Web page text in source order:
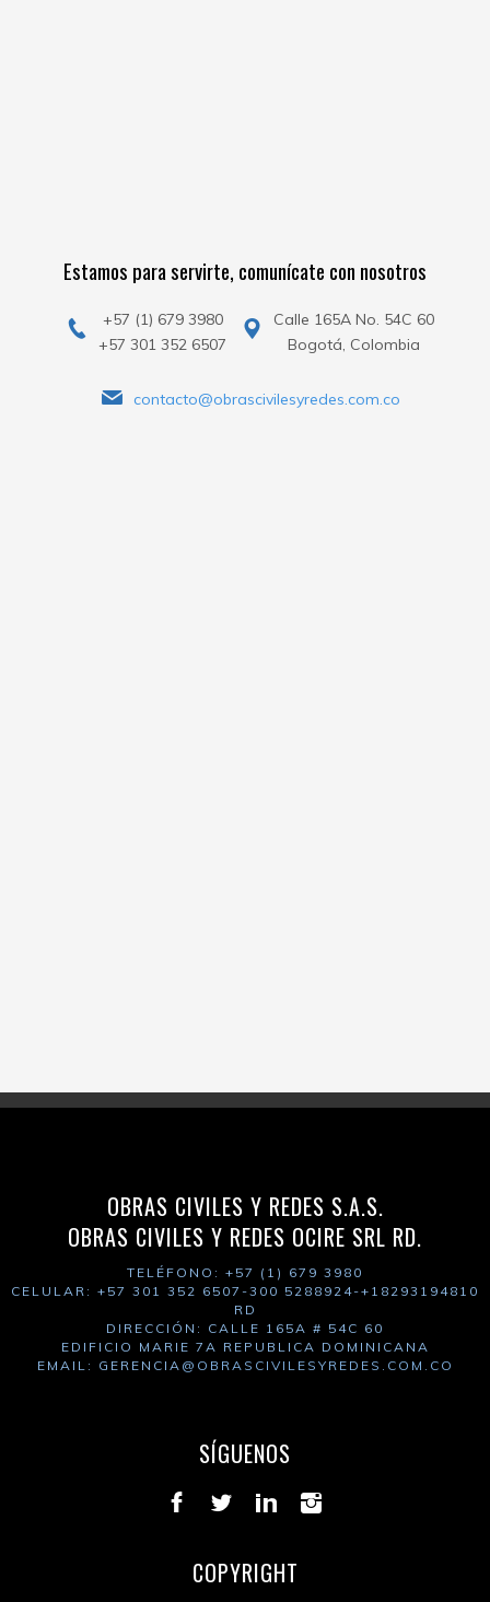
Estamos para servirte, comunícate con nosotros
+57 (1) 679 3980
+57 301 352 6507
Calle 165A No. 54C 60
Bogotá, Colombia
contacto@obrascivilesyredes.com.co
OBRAS CIVILES Y REDES S.A.S.
OBRAS CIVILES Y REDES OCIRE SRL RD.
TELÉFONO: +57 (1) 679 3980
CELULAR: +57 301 352 6507-300 5288924-+18293194810
RD
DIRECCIÓN: CALLE 165A # 54C 60
EDIFICIO MARIE 7A REPUBLICA DOMINICANA
EMAIL: GERENCIA @OBRASCIVILESYREDES.COM.CO
SÍGUENOS
COPYRIGHT